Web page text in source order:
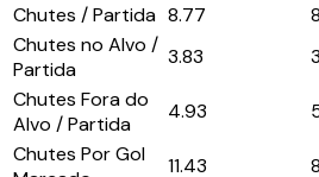
Chutes / Partida 8.77
Chutes no Alvo /
Partida
3.83
Chutes Fora do
Alvo / Partida
4.93
Chutes Por Gol
11.43